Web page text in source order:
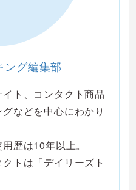
ング編集部
ト、コンタクト商品
などを中心にわかり
歴は10年以上。
トは「デイリーズト